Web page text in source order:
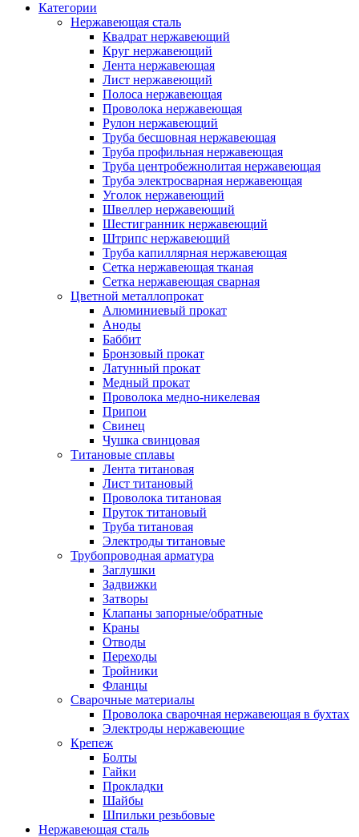
Категории
Нержавеющая сталь
Квадрат нержавеющий
Круг нержавеющий
Лента нержавеющая
Лист нержавеющий
Полоса нержавеющая
Проволока нержавеющая
Рулон нержавеющий
Труба бесшовная нержавеющая
Труба профильная нержавеющая
Труба центробежнолитая нержавеющая
Труба электросварная нержавеющая
Уголок нержавеющий
Швеллер нержавеющий
Шестигранник нержавеющий
Штрипс нержавеющий
Труба капиллярная нержавеющая
Сетка нержавеющая тканая
Сетка нержавеющая сварная
Цветной металлопрокат
Алюминиевый прокат
Аноды
Баббит
Бронзовый прокат
Латунный прокат
Медный прокат
Проволока медно-никелевая
Припои
Свинец
Чушка свинцовая
Титановые сплавы
Лента титановая
Лист титановый
Проволока титановая
Пруток титановый
Труба титановая
Электроды титановые
Трубопроводная арматура
Заглушки
Задвижки
Затворы
Клапаны запорные/обратные
Краны
Отводы
Переходы
Тройники
Фланцы
Сварочные материалы
Проволока сварочная нержавеющая в бухтах
Электроды нержавеющие
Крепеж
Болты
Гайки
Прокладки
Шайбы
Шпильки резьбовые
Нержавеющая сталь